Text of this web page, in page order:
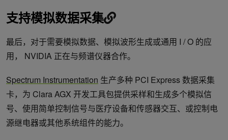
支持模拟数据采集
最后，对于需要模拟数据、模拟波形生成或通用 I / O 的应
用， NVIDIA 正在与频谱仪器合作。
Spectrum Instrumentation 生产多种 PCI Express 数据采集
卡，为 Clara AGX 开发工具包提供采样和生成多个模拟信
号、使用简单控制信号与医疗设备和传感器交互、或控制电
源继电器或其他系统组件的能力。